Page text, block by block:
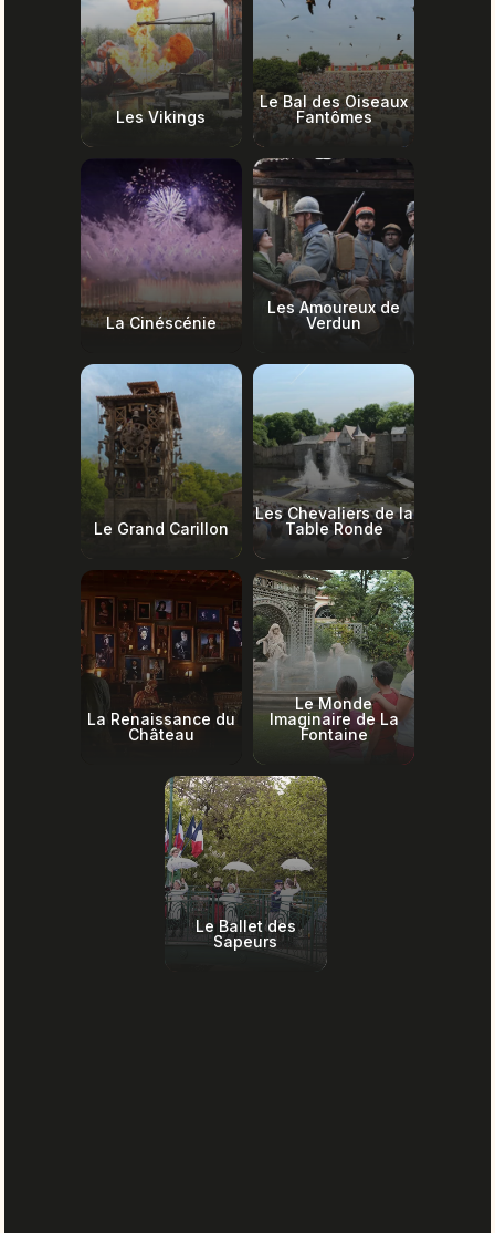
Les Vikings
Le Bal des Oiseaux
Fantômes
La Cinéscénie
Les Amoureux de
Verdun
Le Grand Carillon
Les Chevaliers de la
Table Ronde
La Renaissance du
Château
Le Monde
Imaginaire de La
Fontaine
Le Ballet des
Sapeurs